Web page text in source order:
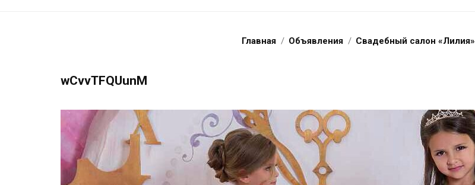
Главная Объявления Свадебный салон «Лилия»
wCvvTFQUunM